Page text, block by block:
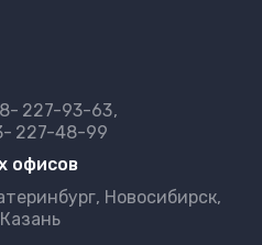
227-93-63
227-48-99
офисов
Новосибирск,